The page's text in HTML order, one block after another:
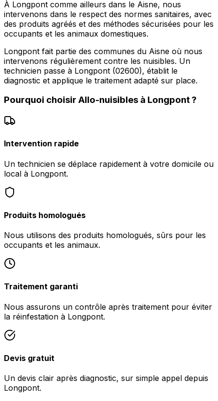
À Longpont comme ailleurs dans le Aisne, nous
intervenons dans le respect des normes sanitaires, avec
des produits agréés et des méthodes sécurisées pour les
occupants et les animaux domestiques.
Longpont fait partie des communes du Aisne où nous
intervenons régulièrement contre les nuisibles. Un
technicien passe à Longpont (02600), établit le
diagnostic et applique le traitement adapté sur place.
Pourquoi choisir Allo-nuisibles à Longpont?
Intervention rapide
Un technicien se déplace rapidement à votre domicile ou
local à Longpont.
Produits homologués
Nous utilisons des produits homologués, sûrs pour les
occupants et les animaux.
Traitement garanti
Nous assurons un contrôle après traitement pour éviter
la réinfestation à Longpont.
Devis gratuit
Un devis clair après diagnostic, sur simple appel depuis
Longpont.